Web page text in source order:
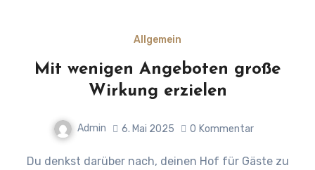
Allgemein
Mit wenigen Angeboten große
Wirkung erzielen
Admin 6. Mai 2025 0 Kommentar
Du denkst darüber nach, deinen Hof für Gäste zu